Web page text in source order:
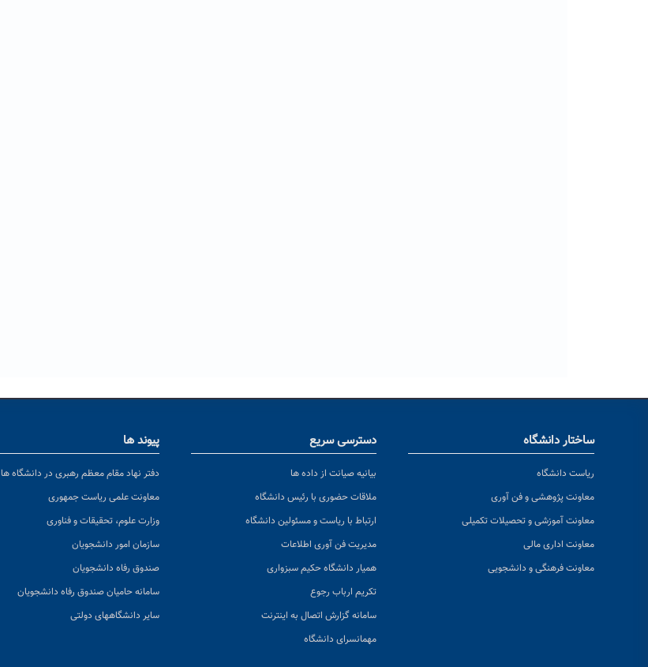
ساختار دانشگاه
ریاست دانشگاه
معاونت پژوهشی و فن آوری
معاونت آموزشی و تحصیلات تکمیلی
معاونت اداری مالی
معاونت فرهنگی و دانشجویی
دسترسی سریع
بیانیه صیانت از داده ها
ملاقات حضوری با رئیس دانشگاه
ارتباط با ریاست و مسئولین دانشگاه
مدیریت فن آوری اطلاعات
همیار دانشگاه حکیم سبزواری
تکریم ارباب رجوع
سامانه گزارش اتصال به اینترنت
مهمانسرای دانشگاه
پیوند ها
دفتر نهاد مقام معظم رهبری در دانشگاه ها
معاونت علمی ریاست جمهوری
وزارت علوم، تحقیقات و فناوری
سازمان امور دانشجویان
صندوق رفاه دانشجویان
سامانه حامیان صندوق رفاه دانشجویان
سایر دانشگاههای دولتی